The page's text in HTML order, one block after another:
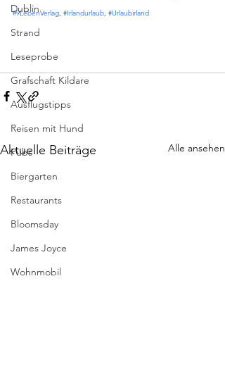
Dublin
Strand
Leseprobe
Grafschaft Kildare
Ausflugstipps
Reisen mit Hund
Pubs
Biergarten
Restaurants
Bloomsday
James Joyce
Wohnmobil
#9LebenVerlag, #Irlandurlaub, #Urlaubirland
Aktuelle Beiträge Alle ansehen